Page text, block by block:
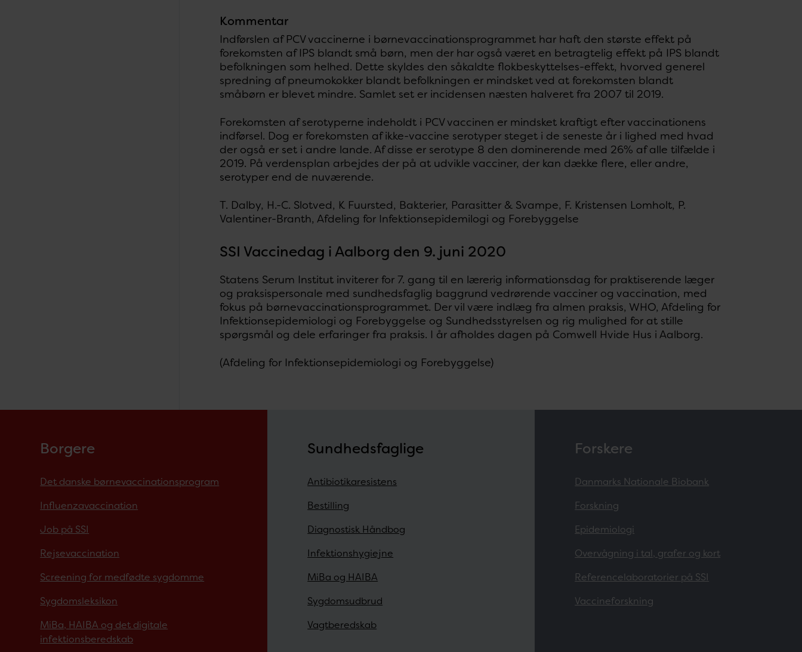
Kommentar
Indførslen af PCV vaccinerne i børnevaccinationsprogrammet har haft den største effekt på
forekomsten af IPS blandt små børn, men der har også været en betragtelig effekt på IPS blandt
befolkningen som helhed. Dette skyldes den såkaldte flokbeskyttelses-effekt, hvorved generel
spredning af pneumokokker blandt befolkningen er mindsket ved at forekomsten blandt
småbørn er blevet mindre. Samlet set er incidensen næsten halveret fra 2007 til 2019.
Forekomsten af serotyperne indeholdt i PCV vaccinen er mindsket kraftigt efter vaccinationens
indførsel. Dog er forekomsten af ikke-vaccine serotyper steget i de seneste år i lighed med hvad
der også er set i andre lande. Af disse er serotype 8 den dominerende med 26% af alle tilfælde i
2019. På verdensplan arbejdes der på at udvikle vacciner, der kan dække flere, eller andre,
serotyper end de nuværende.
T. Dalby, H.-C. Slotved, K Fuursted, Bakterier, Parasitter & Svampe, F. Kristensen Lomholt, P.
Valentiner-Branth, Afdeling for Infektionsepidemilogi og Forebyggelse
SSI Vaccinedag i Aalborg den 9. juni 2020
Statens Serum Institut inviterer for 7. gang til en lærerig informationsdag for praktiserende læger
og praksispersonale med sundhedsfaglig baggrund vedrørende vacciner og vaccination, med
fokus på børnevaccinationsprogrammet. Der vil være indlæg fra almen praksis, WHO, Afdeling for
Infektionsepidemiologi og Forebyggelse og Sundhedsstyrelsen og rig mulighed for at stille
spørgsmål og dele erfaringer fra praksis. I år afholdes dagen på Comwell Hvide Hus i Aalborg.
(Afdeling for Infektionsepidemiologi og Forebyggelse)
Borgere
Det danske børnevaccinationsprogram
Influenzavaccination
Job på SSI
Rejsevaccination
Screening for medfødte sygdomme
Sygdomsleksikon
MiBa, HAIBA og det digitale
infektionsberedskab
Sundhedsfaglige
Antibiotikaresistens
Bestilling
Diagnostisk Håndbog
Infektionshygiejne
MiBa og HAIBA
Sygdomsudbrud
Vagtberedskab
Forskere
Danmarks Nationale Biobank
Forskning
Epidemiologi
Overvågning i tal, grafer og kort
Referencelaboratorier på SSI
Vaccineforskning